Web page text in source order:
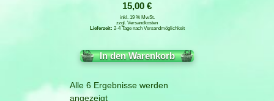
Alle 6 Ergebnisse werden
angezeigt
15,00 €
inkl. 19 % MwSt.
zzgl. Versandkosten
2-4 Tage nach Versandmöglichkeit
In den Warenkorb